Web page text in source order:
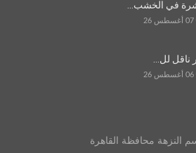
في الخشب…
07 أغسطس 26
ناقل لل…
06 أغسطس 26
النزهة محافظة القاهرة